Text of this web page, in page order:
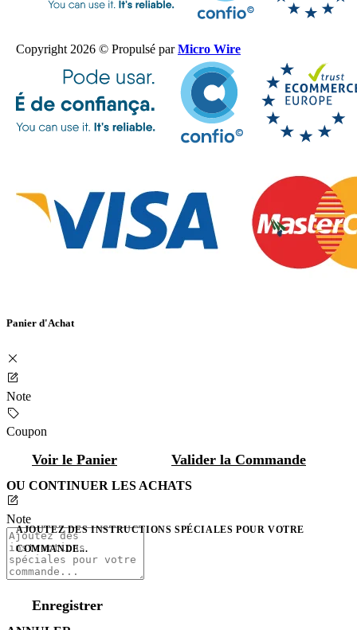
Copyright 2026 © Propulsé parMicro Wire
Panier d'Achat
Note
Coupon
Voir le Panier Valider la Commande
OU CONTINUER LES ACHATS
Note
AJOUTEZ DES INSTRUCTIONS SPÉCIALES POUR VOTRE
COMMANDE...
Enregistrer